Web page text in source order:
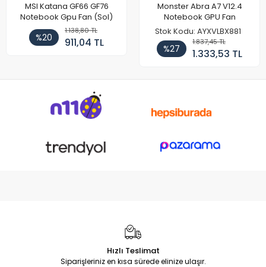
MSI Katana GF66 GF76
Notebook Gpu Fan (Sol)
%20
1.138,80 TL
911,04 TL
Monster Abra A7 V12.4
Notebook GPU Fan
Stok Kodu: AYXVLBX881
%27
1.837,45 TL
1.333,53 TL
Hızlı Teslimat
Siparişleriniz en kısa sürede elinize ulaşır.